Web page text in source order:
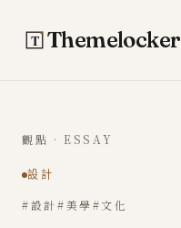
Themelocker
觀點 · ESSAY
設計
#設計#美學#文化